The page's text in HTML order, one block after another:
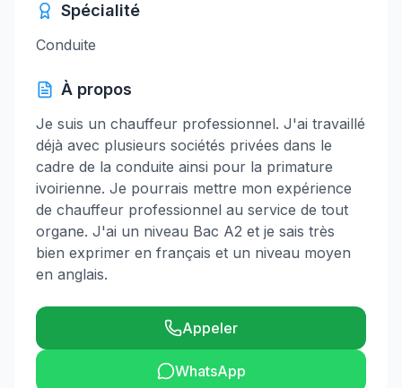
Spécialité
Conduite
À propos
Je suis un chauffeur professionnel. J'ai travaillé
déjà avec plusieurs sociétés privées dans le
cadre de la conduite ainsi pour la primature
ivoirienne. Je pourrais mettre mon expérience
de chauffeur professionnel au service de tout
organe. J'ai un niveau Bac A2 et je sais très
bien exprimer en français et un niveau moyen
en anglais.
Appeler
WhatsApp